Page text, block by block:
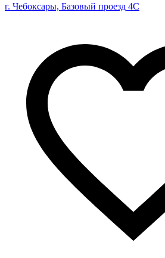
г. Чебоксары, Базовый проезд 4С